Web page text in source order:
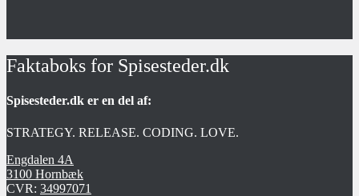
Faktaboks for Spisesteder.dk
Spisesteder.dk er en del af:
STRATEGY. RELEASE. CODING. LOVE.
Engdalen 4A
3100 Hornbæk
CVR: 34997071